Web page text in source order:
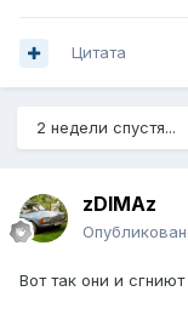
Цитата
2 недели спустя...
zDIMAz
Вот так они и